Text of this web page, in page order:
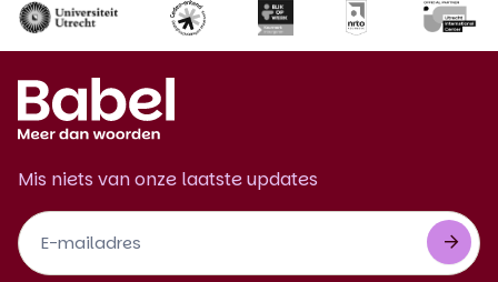
Mis niets van onze laatste updates
Footer
Newsletter
NL